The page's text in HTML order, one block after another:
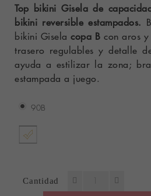
Top bikini Gisela de
bikini reversible estampados.
bikini Giselacopa B con aros
trasero regulables y detalle
ayuda a estilizar la zona;
estampada a juego.
90B
Cantidad